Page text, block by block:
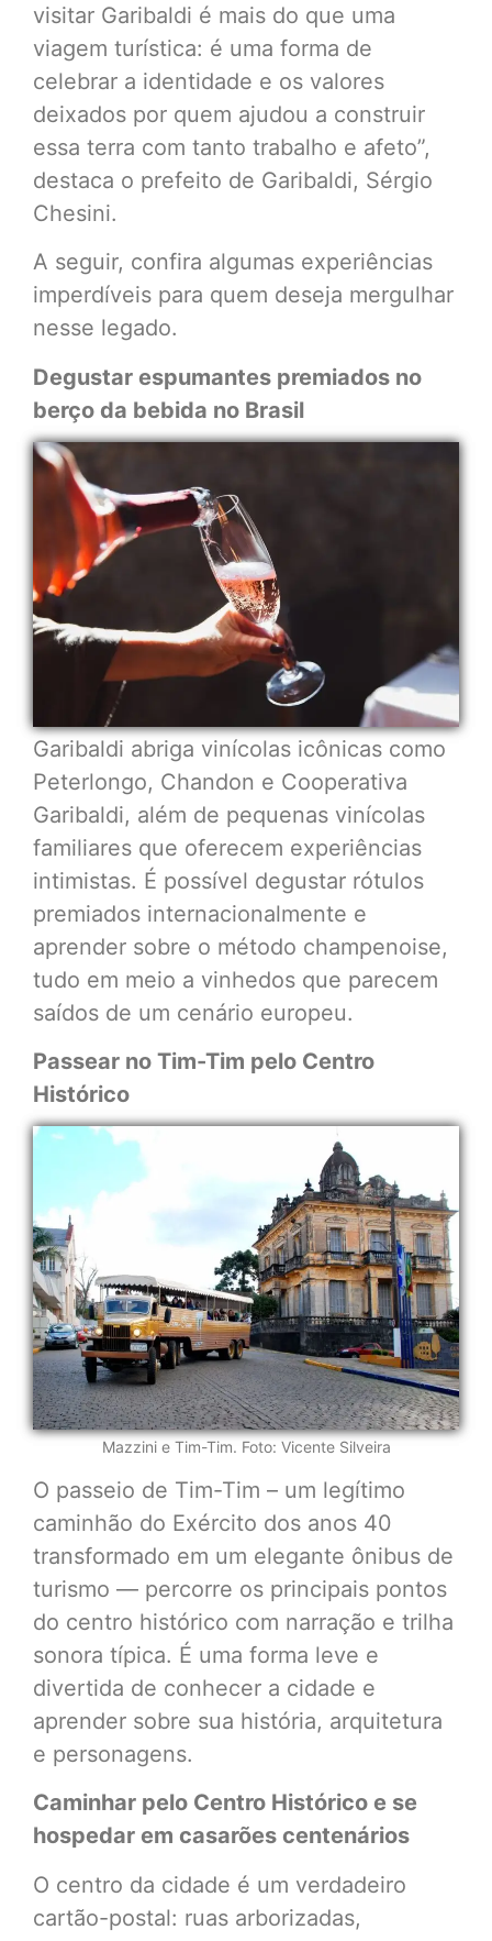
visitar Garibaldi é mais do que uma
viagem turística: é uma forma de
celebrar a identidade e os valores
deixados por quem ajudou a construir
essa terra com tanto trabalho e afeto”,
destaca o prefeito de Garibaldi, Sérgio
Chesini.
A seguir, confira algumas experiências
imperdíveis para quem deseja mergulhar
nesse legado.
Degustar espumantes premiados no
berço da bebida no Brasil
Garibaldi abriga vinícolas icônicas como
Peterlongo, Chandon e Cooperativa
Garibaldi, além de pequenas vinícolas
familiares que oferecem experiências
intimistas. É possível degustar rótulos
premiados internacionalmente e
aprender sobre o método champenoise,
tudo em meio a vinhedos que parecem
saídos de um cenário europeu.
Passear no Tim-Tim pelo Centro
Histórico
Mazzini e Tim-Tim. Foto: Vicente Silveira
O passeio de Tim-Tim – um legítimo
caminhão do Exército dos anos 40
transformado em um elegante ônibus de
turismo — percorre os principais pontos
do centro histórico com narração e trilha
sonora típica. É uma forma leve e
divertida de conhecer a cidade e
aprender sobre sua história, arquitetura
e personagens.
Caminhar pelo Centro Histórico e se
hospedar em casarões centenários
O centro da cidade é um verdadeiro
cartão-postal: ruas arborizadas,